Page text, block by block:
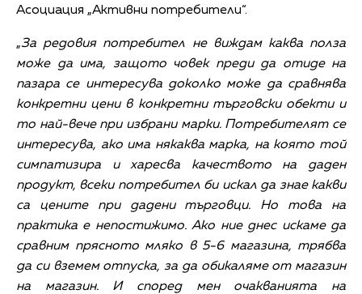
Асоциация „Активни потребители“.
„За редовия потребител не виждам каква полза
може да има, защото човек преди да отиде на
пазара се интересува доколко може да сравнява
конкретни цени в конкретни търговски обекти и
то най-вече при избрани марки. Потребителят се
интересува, ако има някаква марка, на която той
симпатизира и харесва качеството на даден
продукт, всеки потребител би искал да знае какви
са цените при дадени търговци. Но това на
практика е непостижимо. Ако ние днес искаме да
сравним прясното мляко в 5-6 магазина, трябва
да си вземем отпуска, за да обикаляме от магазин
на магазин. И според мен очакванията на